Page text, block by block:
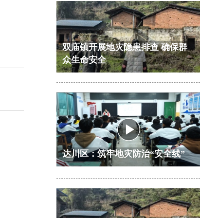
双庙镇开展地灾隐患排查 确保群
众生命安全
达川区：筑牢地灾防治“安全线”